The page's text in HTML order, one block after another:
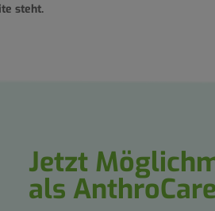
steht.
Jetzt
als